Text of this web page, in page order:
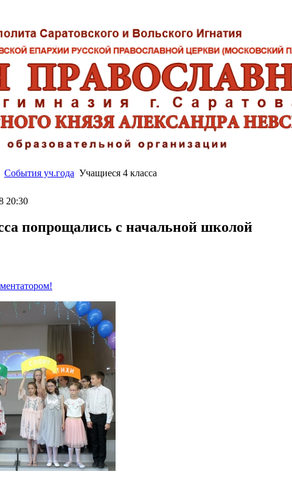
События уч.года Учащиеся 4 класса
20:30
попрощались с начальной школой